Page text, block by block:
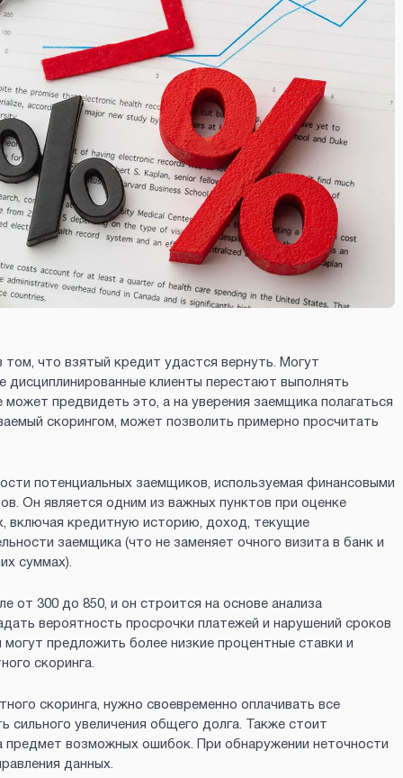
что взятый кредит удастся вернуть. Могут
клиенты перестают выполнять
предвидеть это, а на уверения заемщика полагаться
скорингом, может позволить примерно просчитать
потенциальных заемщиков, используемая финансовыми
Он является одним из важных пунктов при оценке
включая кредитную историю, доход, текущие
заемщика (что не заменяет очного визита в банк и
суммах).
от 300 до 850, и он строится на основе анализа
вероятность просрочки платежей и нарушений сроков
предложить более низкие процентные ставки и
скоринга.
скоринга, нужно своевременно оплачивать все
сильного увеличения общего долга. Также стоит
возможных ошибок. При обнаружении неточности
данных.